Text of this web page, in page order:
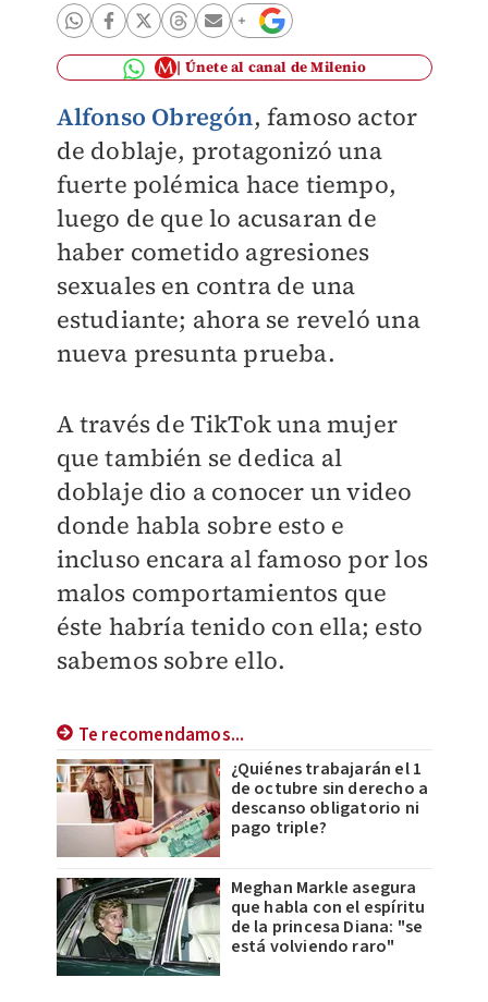
Únete al canal de Milenio
Alfonso Obregón, famoso actor
de doblaje, protagonizó una
fuerte polémica hace tiempo,
luego de que lo acusaran de
haber cometido agresiones
sexuales en contra de una
estudiante; ahora se reveló una
nueva presunta prueba.
A través de TikTok una mujer
que también se dedica al
doblaje dio a conocer un video
donde habla sobre esto e
incluso encara al famoso por los
malos comportamientos que
éste habría tenido con ella; esto
sabemos sobre ello.
Te recomendamos...
¿Quiénes trabajarán el 1
de octubre sin derecho a
descanso obligatorio ni
pago triple?
Meghan Markle asegura
que habla con el espíritu
de la princesa Diana: "se
está volviendo raro"